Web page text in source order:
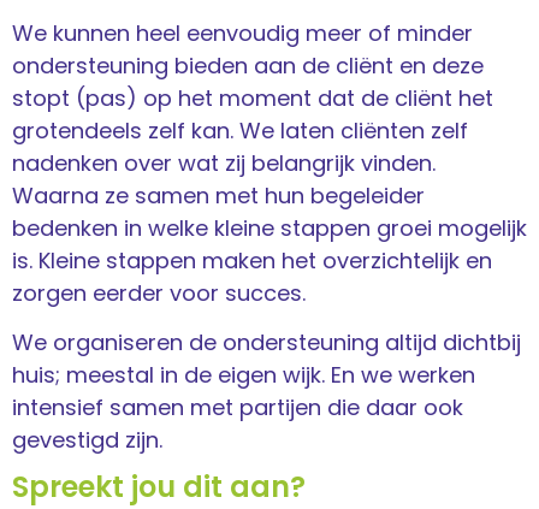
We kunnen heel eenvoudig meer of minder
ondersteuning bieden aan de cliënt en deze
stopt (pas) op het moment dat de cliënt het
grotendeels zelf kan. We laten cliënten zelf
nadenken over wat zij belangrijk vinden.
Waarna ze samen met hun begeleider
bedenken in welke kleine stappen groei mogelijk
is. Kleine stappen maken het overzichtelijk en
zorgen eerder voor succes.
We organiseren de ondersteuning altijd dichtbij
huis; meestal in de eigen wijk. En we werken
intensief samen met partijen die daar ook
gevestigd zijn.
Spreekt jou dit aan?